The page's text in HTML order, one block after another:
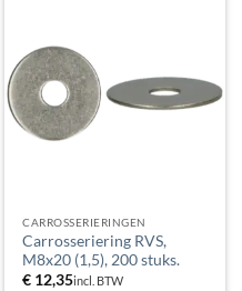
CARROSSERIERINGEN
Carrosseriering RVS,
M8x20 (1,5), 200 stuks.
€ 12,35incl. BTW